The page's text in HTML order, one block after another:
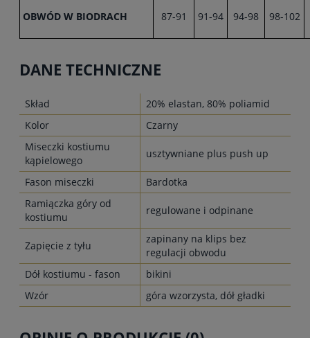
OBWÓD W BIODRACH 87-91 91-94 94-98 98-102
DANE TECHNICZNE
Skład
20% elastan, 80% poliamid
Kolor
Czarny
Miseczki kostiumu
kąpielowego
usztywniane plus push up
Fason miseczki
Bardotka
Ramiączka góry od
kostiumu
regulowane i odpinane
Zapięcie z tyłu
zapinany na klips bez
regulacji obwodu
Dół kostiumu - fason
bikini
Wzór
góra wzorzysta, dół gładki